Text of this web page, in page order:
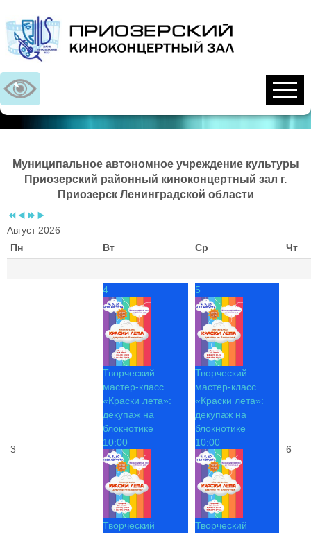
Муниципальное автономное учреждение культуры
Приозерский районный киноконцертный зал г.
Приозерск Ленинградской области
Август 2026
Пн
Вт Ср Чт
3
4
Творческий
мастер-класс
«Краски лета»:
декупаж на
блокнотике
10:00
Творческий
5
Творческий
мастер-класс
«Краски лета»:
декупаж на
блокнотике
10:00
Творческий
6